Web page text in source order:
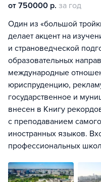
от 750000 р. за год
Один из «большой
делает акцент на
и страноведческой
образовательных
международные
юриспруденцию,
государственное и
внесен в Книгу
с преподаванием
иностранных языков.
профессиональных